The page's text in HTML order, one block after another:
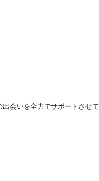
会いを全力でサポートさせて